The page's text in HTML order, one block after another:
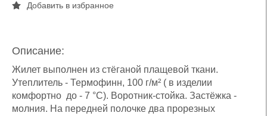
Добавить в избранное
Описание:
Жилет выполнен из стёганой плащевой ткани.
Утеплитель - Термофинн, 100 г/м² ( в изделии
комфортно до - 7 °С). Воротник-стойка. Застёжка -
молния. На передней полочке два прорезных